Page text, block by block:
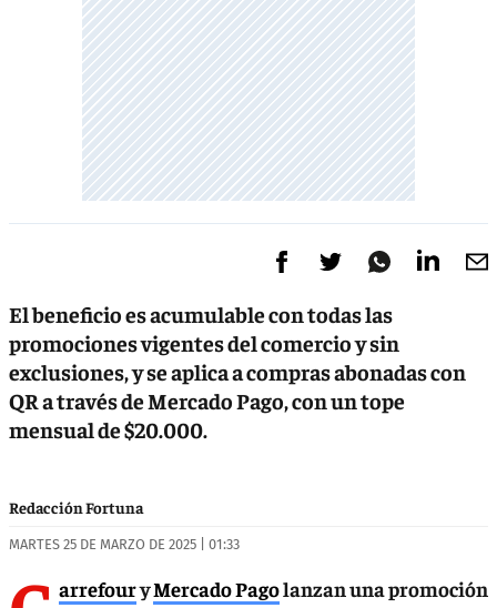
El beneficio es acumulable con todas las
promociones vigentes del comercio y sin
exclusiones, y se aplica a compras abonadas con
QR a través de Mercado Pago, con un tope
mensual de $20.000.
Redacción Fortuna
MARTES 25 DE MARZO DE 2025 | 01:33
arrefouryMercado Pagolanzan una promoción